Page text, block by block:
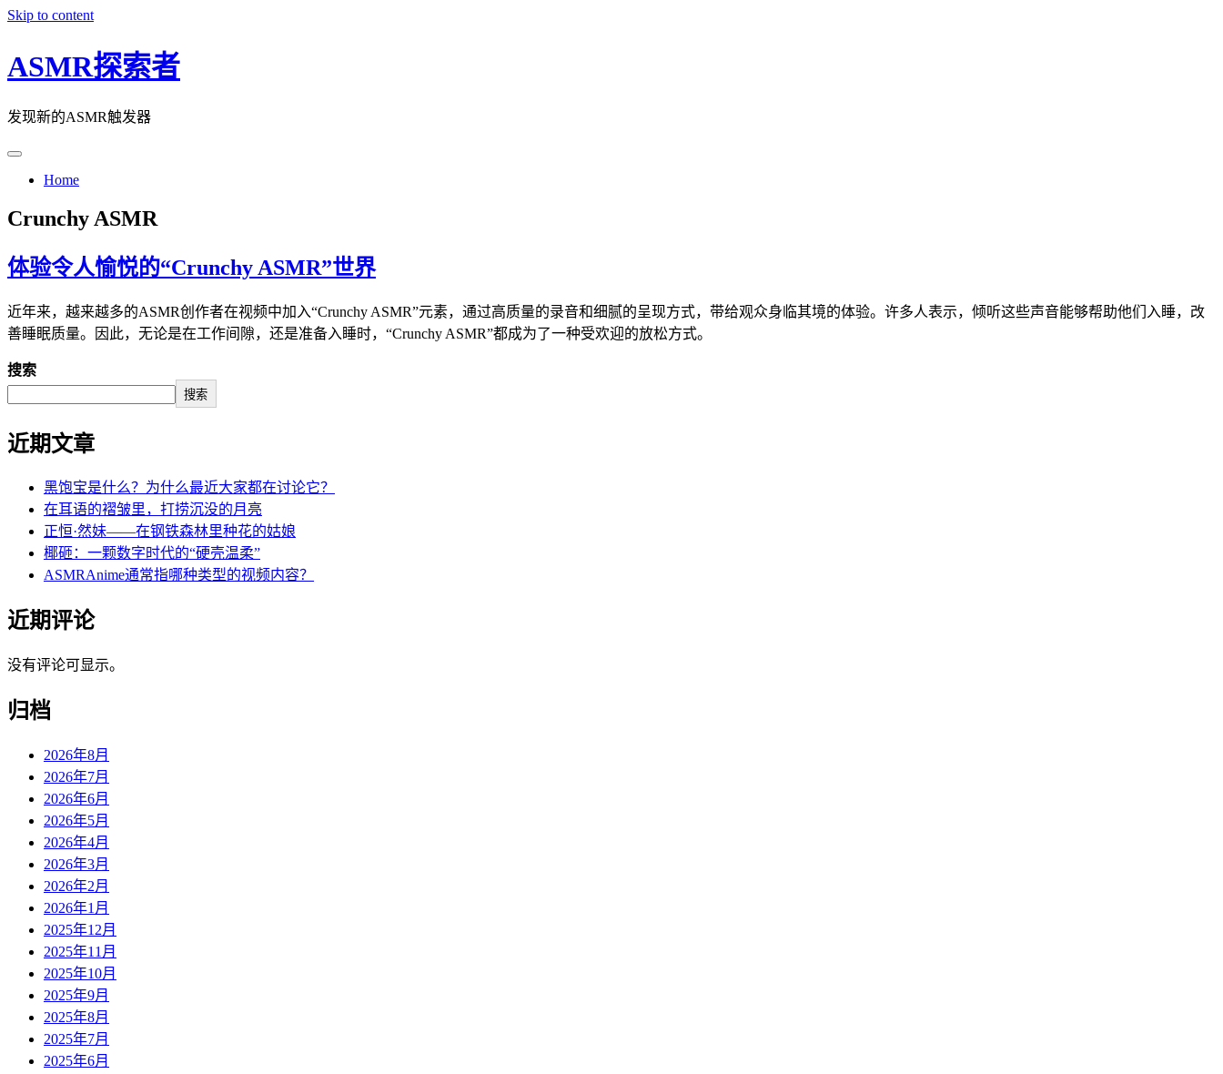
Skip to content
ASMR探索者
发现新的ASMR触发器
Home
Crunchy ASMR
体验令人愉悦的“Crunchy ASMR”世界
近年来，越来越多的ASMR创作者在视频中加入“Crunchy ASMR”元素，通过高质量的录音和细腻的呈现方式，带给观众身临其境的体验。许多人表示，倾听这些声音能够帮助他们入睡，改
善睡眠质量。因此，无论是在工作间隙，还是准备入睡时，“Crunchy ASMR”都成为了一种受欢迎的放松方式。
搜索
搜索
近期文章
黑饱宝是什么？为什么最近大家都在讨论它？
在耳语的褶皱里，打捞沉没的月亮
正恒·然妹——在钢铁森林里种花的姑娘
椰砸：一颗数字时代的“硬壳温柔”
ASMRAnime通常指哪种类型的视频内容？
近期评论
没有评论可显示。
归档
2026年8月
2026年7月
2026年6月
2026年5月
2026年4月
2026年3月
2026年2月
2026年1月
2025年12月
2025年11月
2025年10月
2025年9月
2025年8月
2025年7月
2025年6月